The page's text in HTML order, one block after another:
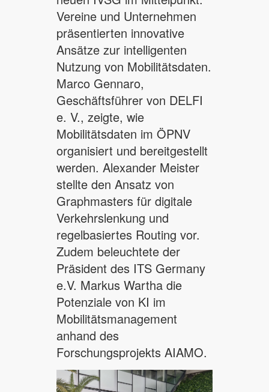
Vereine und Unternehmen
präsentierten innovative
Ansätze zur intelligenten
Nutzung von Mobilitätsdaten.
Marco Gennaro,
Geschäftsführer von DELFI
e. V., zeigte, wie
Mobilitätsdaten im ÖPNV
organisiert und bereitgestellt
werden. Alexander Meister
stellte den Ansatz von
Graphmasters für digitale
Verkehrslenkung und
regelbasiertes Routing vor.
Zudem beleuchtete der
Präsident des ITS Germany
e.V. Markus Wartha die
Potenziale von KI im
Mobilitätsmanagement
anhand des
Forschungsprojekts AIAMO.